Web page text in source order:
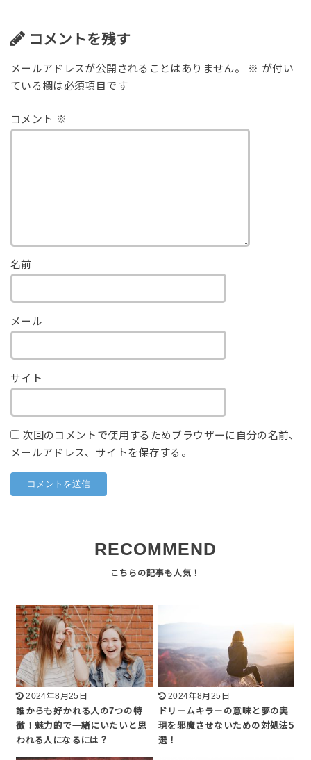
コメントを残す
メールアドレスが公開されることはありません。 ※ が付い
ている欄は必須項目です
コメント ※
名前
メール
サイト
次回のコメントで使用するためブラウザーに自分の名前、
メールアドレス、サイトを保存する。
RECOMMEND
2024年8月25日
誰からも好かれる人の7つの特
徴！魅力的で一緒にいたいと思
われる人になるには？
2024年8月25日
ドリームキラーの意味と夢の実
現を邪魔させないための対処法5
選！